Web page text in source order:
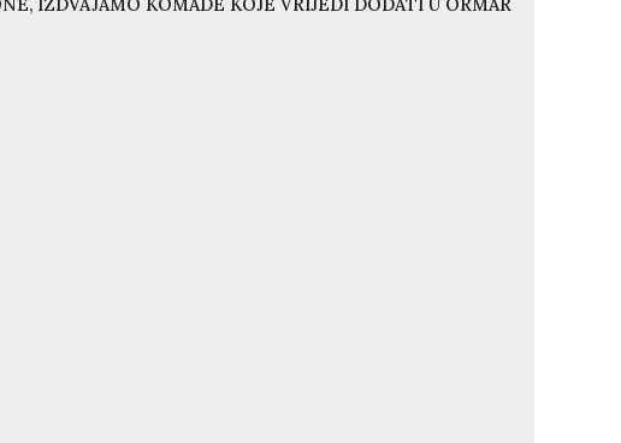
IZDVAJAMO KOMADE KOJE VRIJEDI DODATI U ORMAR